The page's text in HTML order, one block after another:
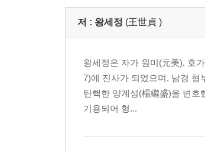
3권
11. 첩오(捷悟)
12. 숙혜(夙惠)
13. 호상(豪爽)
14. 용지(容止)
저 : 왕세정 (王世貞 )
왕세정은 자가 원미(元美), 호
7)에 진사가 되었으며, 남경 형
탄핵한 양계성(楊繼盛)을 변호
기용되어 형...